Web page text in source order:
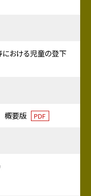
おける児童の登下
概要版 PDF